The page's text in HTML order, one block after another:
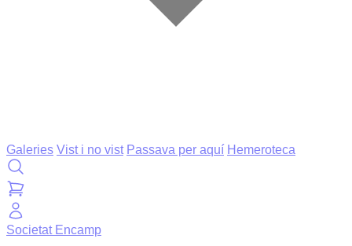
Galeries Vist i no vist Passava per aquí Hemeroteca
Societat Encamp